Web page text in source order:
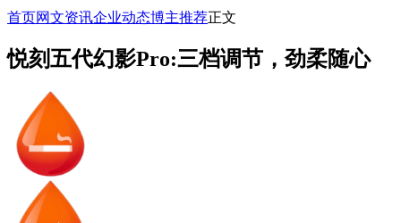
首页网文资讯企业动态博主推荐正文
悦刻五代幻影Pro:三档调节，劲柔随心